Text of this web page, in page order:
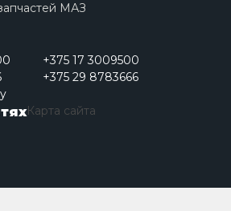
МАЗ
+375 17 3009500
+375 29 8783666
Карта сайта